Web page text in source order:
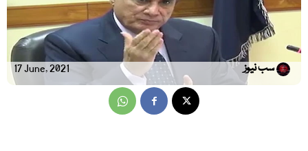
17 June, 2021 سب نیوز